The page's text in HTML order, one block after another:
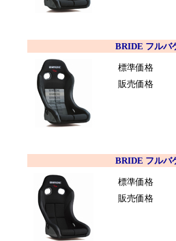
BRIDE フル
標準価格
販売価
BRIDE フル
標準価格
販売価